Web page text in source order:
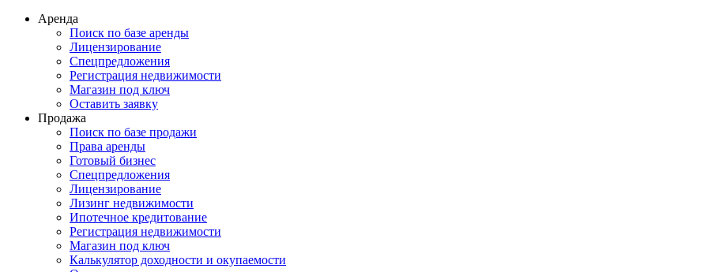
Аренда
Поиск по базе аренды
Лицензирование
Спецпредложения
Регистрация недвижимости
Магазин под ключ
Оставить заявку
Продажа
Поиск по базе продажи
Права аренды
Готовый бизнес
Спецпредложения
Лицензирование
Лизинг недвижимости
Ипотечное кредитование
Регистрация недвижимости
Магазин под ключ
Калькулятор доходности и окупаемости